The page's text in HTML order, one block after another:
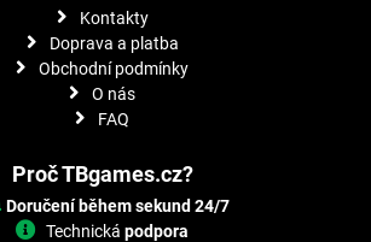
Kontakty
Doprava a platba
Obchodní podmínky
O nás
FAQ
Proč TBgames.cz?
Doručení během sekund 24/7
Technickápodpora